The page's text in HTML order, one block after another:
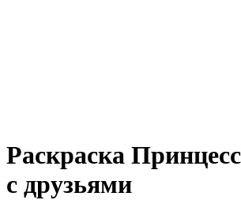
Раскраска
с друзьями